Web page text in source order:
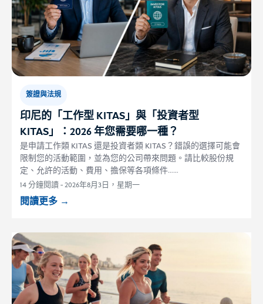
簽證與法規
印尼的「工作型 KITAS」與「投資者型
KITAS」：2026 年您需要哪一種？
是申請工作類 KITAS 還是投資者類 KITAS？錯誤的選擇可能會
限制您的活動範圍，並為您的公司帶來問題。請比較股份規
定、允許的活動、費用、擔保等各項條件……
14 分鐘閱讀-2026年8月3日，星期一
閱讀更多 →